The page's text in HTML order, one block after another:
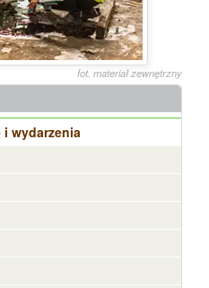
fot. materiał zewnętrzny
wydarzenia